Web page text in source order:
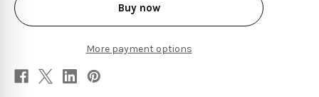
Buy now
More payment options